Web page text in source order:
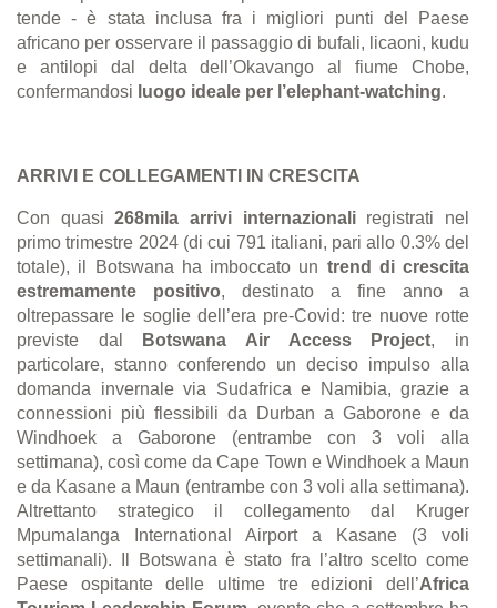
tende - è stata inclusa fra i migliori punti del Paese
africano per osservare il passaggio di bufali, licaoni, kudu
e antilopi dal delta dell’Okavango al fiume Chobe,
confermandosi luogo ideale per l’elephant-watching.
A RRIVI E COLLEGAMENTI IN CRESCITA
Con quasi268mila arrivi internazionali registrati nel
primo trimestre 2024 (di cui 791 italiani, pari allo 0.3% del
totale), il Botswana ha imboccato un trend di crescita
estremamente positivo, destinato a fine anno a
oltrepassare le soglie dell’era pre-Covid: tre nuove rotte
previste dal
Botswana Air Access Project, in
particolare, stanno conferendo un deciso impulso alla
domanda invernale via Sudafrica e Namibia, grazie a
connessioni più flessibili da Durban a Gaborone e da
Windhoek a Gaborone (entrambe con 3 voli alla
settimana), così come da Cape Town e Windhoek a Maun
e da Kasane a Maun (entrambe con 3 voli alla settimana).
Altrettanto strategico il collegamento dal Kruger
Mpumalanga International Airport a Kasane (3 voli
settimanali). Il Botswana è stato fra l’altro scelto come
Paese ospitante delle ultime tre edizioni dell’Africa